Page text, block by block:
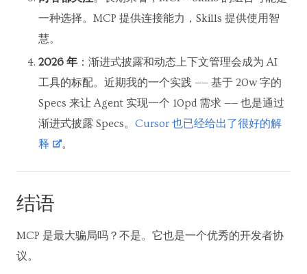
一种选择。MCP 提供连接能力，Skills 提供使用智
慧。
2026 年 ：渐进式披露和动态上下文管理会成为 AI
工具的标配。近期我的一个实践 —— 基于 20w 字的
Specs 来让 Agent 实现一个 10pd 需求 —— 也是通过
渐进式披露 Specs。 Cursor 也已经给出了很好的解
释
。
结语
MCP 是最大骗局吗？不是。它也是一个优秀的开发者协
议。